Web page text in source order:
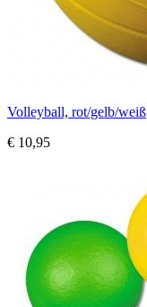
Volleyball, rot/gelb/weiß
€ 10,95